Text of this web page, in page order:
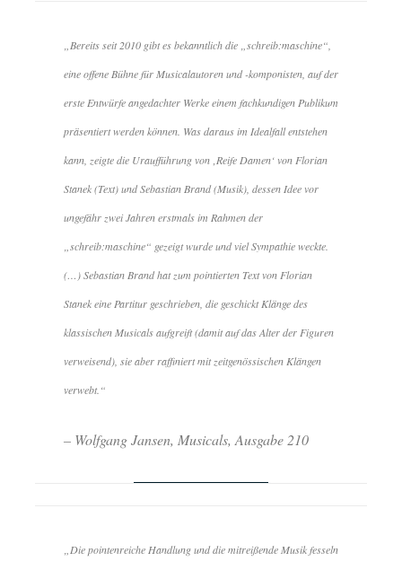
„Bereits seit 2010 gibt es bekanntlich die „schreib:maschine“,
eine offene Bühne für Musicalautoren und -komponisten, auf der
erste Entwürfe angedachter Werke einem fachkundigen Publikum
präsentiert werden können. Was daraus im Idealfall entstehen
kann, zeigte die Uraufführung von ‚Reife Damen‘ von Florian
Stanek (Text) und Sebastian Brand (Musik), dessen Idee vor
ungefähr zwei Jahren erstmals im Rahmen der
„schreib:maschine“ gezeigt wurde und viel Sympathie weckte.
(…) Sebastian Brand hat zum pointierten Text von Florian
Stanek eine Partitur geschrieben, die geschickt Klänge des
klassischen Musicals aufgreift (damit auf das Alter der Figuren
verweisend), sie aber raffiniert mit zeitgenössischen Klängen
verwebt.“
– Wolfgang Jansen, Musicals, Ausgabe 210
„Die pointenreiche Handlung und die mitreißende Musik fesseln